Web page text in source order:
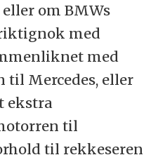
om BMWs
med
med
Mercedes, eller
ekstra
til
til rekkeseren